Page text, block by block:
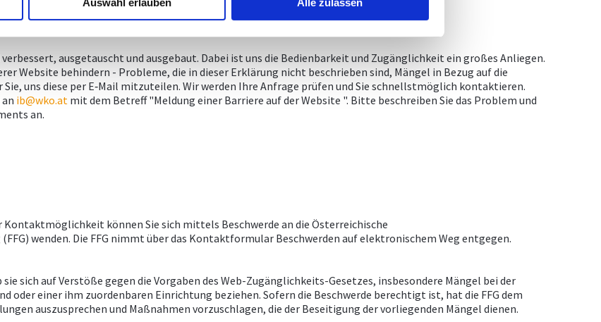
Auswahl erlauben Alle zulassen
ausgetauscht und ausgebaut. Dabei ist uns die Bedienbarkeit und Zugänglichkeit ein großes Anliegen.
Website behindern - Probleme, die in dieser Erklärung nicht beschrieben sind, Mängel in Bezug auf die
uns diese per E‑Mail mitzuteilen. Wir werden Ihre Anfrage prüfen und Sie schnellstmöglich kontaktieren.
ib@wko.at mit dem Betreff "Meldung einer Barriere auf der Website ". Bitte beschreiben Sie das Problem und
an.
können Sie sich mittels Beschwerde an die Österreichische
wenden. Die FFG nimmt über das Kontaktformular Beschwerden auf elektronischem Weg entgegen.
sich auf Verstöße gegen die Vorgaben des Web-Zugänglichkeits-Gesetzes, insbesondere Mängel bei der
oder einer ihm zuordenbaren Einrichtung beziehen. Sofern die Beschwerde berechtigt ist, hat die FFG dem
auszusprechen und Maßnahmen vorzuschlagen, die der Beseitigung der vorliegenden Mängel dienen.